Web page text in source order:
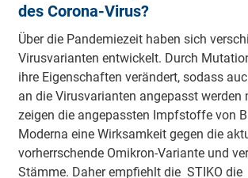
des Corona-Virus?
Über die Pandemiezeit haben sich
Virusvarianten entwickelt. Durch
ihre Eigenschaften verändert, sodass
an die Virusvarianten angepasst werden
zeigen die angepassten Impfstoffe von
Moderna eine Wirksamkeit gegen die
vorherrschende Omikron-Variante und
Stämme. Daher empfiehlt die STIKO die